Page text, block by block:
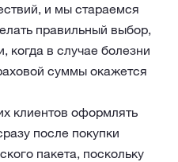
и мы стараемся
правильный выбор,
когда в случае болезни
суммы окажется
клиентов оформлять
после покупки
пакета, поскольку